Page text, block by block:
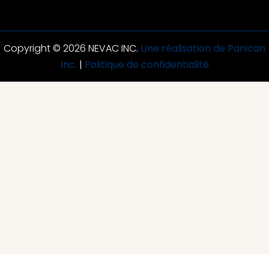
Copyright © 2026 NEVAC INC. Une réalisation de Panican
Inc. | Politique de confidentialité